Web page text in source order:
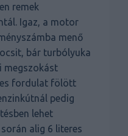
remek
Igaz, a motor
menő
bár turbólyuka
megszokást
es fordulat fölött
pedig
lehet
alig 6 literes